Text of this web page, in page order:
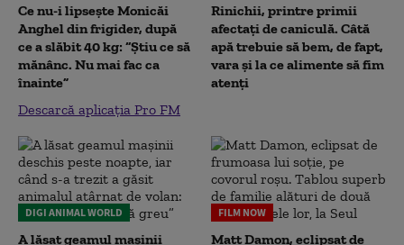
Ce nu-i lipsește Monicăi
Anghel din frigider, după
ce a slăbit 40 kg: “Știu ce să
mănânc. Nu mai fac ca
înainte”
Descarcă aplicația Pro FM
Rinichii, printre primii
afectați de caniculă. Câtă
apă trebuie să bem, de fapt,
vara și la ce alimente să fim
atenți
DIGI ANIMAL WORLD
A lăsat geamul mașinii
FILM NOW
Matt Damon, eclipsat de